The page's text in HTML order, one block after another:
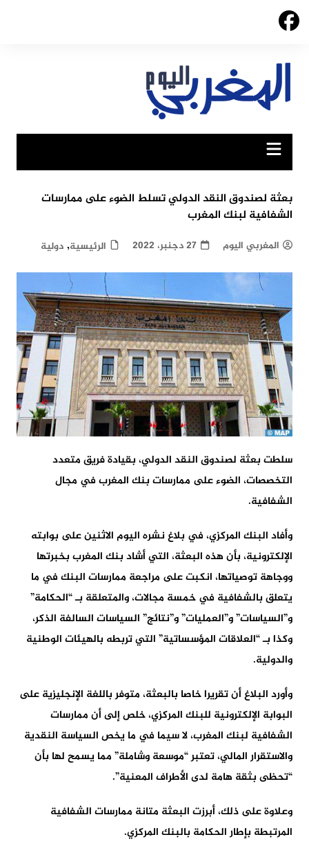
Skip
بعثة لصندوق النقد الدولي تسلط الضوء على ممارسات
الشفافية لبنك المغرب
المغربي اليوم 27 دجنبر، 2022 الرئيسية, دولية
سلطت بعثة لصندوق النقد الدولي، بقيادة فريق متعدد
التخصصات، الضوء على ممارسات بنك المغرب في مجال
الشفافية.
وأفاد البنك المركزي، في بلاغ نشره اليوم الاثنين على بوابته
الإلكترونية، بأن هذه البعثة، التي أشاد بنك المغرب بخبرتها
ووجاهة توصياتها، انكبت على مراجعة ممارسات البنك في ما
يتعلق بالشفافية في خمسة مجالات، والمتعلقة بـ “الحكامة”
و”السياسات” و”العمليات” و”نتائج” السياسات السالفة الذكر،
وكذا بـ “العلاقات المؤسساتية” التي تربطه بالهيئات الوطنية
والدولية.
وأورد البلاغ أن تقريرا خاصا بالبعثة، متوفر باللغة الإنجليزية على
البوابة الإلكترونية للبنك المركزي، خلص إلى أن ممارسات
الشفافية لبنك المغرب، لا سيما في ما يخص السياسة النقدية
والاستقرار المالي، تعتبر “موسعة وشاملة” مما يسمح لها بأن
“تحظى بثقة هامة لدى الأطراف المعنية”.
وعلاوة على ذلك، أبرزت البعثة متانة ممارسات الشفافية
المرتبطة بإطار الحكامة بالبنك المركزي.